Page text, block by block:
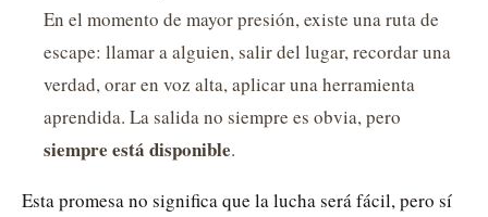
En el momento de mayor presión, existe una ruta de
escape: llamar a alguien, salir del lugar, recordar una
verdad, orar en voz alta, aplicar una herramienta
aprendida. La salida no siempre es obvia, pero
siempre está disponible.
Esta promesa no significa que la lucha será fácil, pero sí